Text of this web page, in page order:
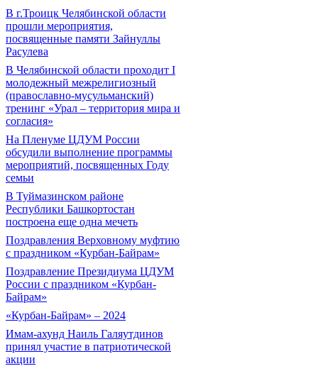
В г.Троицк Челябинской области
прошли мероприятия,
посвященные памяти Зайнуллы
Расулева
В Челябинской области проходит I
молодежный межрелигиозный
(православно-мусульманский)
тренинг «Урал – территория мира и
согласия»
На Пленуме ЦДУМ России
обсудили выполнение программы
мероприятий, посвященных Году
семьи
В Туймазинском районе
Республики Башкортостан
построена еще одна мечеть
Поздравления Верховному муфтию
с праздником «Курбан-Байрам»
Поздравление Президиума ЦДУМ
России с праздником «Курбан-
Байрам»
«Курбан-Байрам» – 2024
Имам-ахунд Наиль Галяутдинов
принял участие в патриотической
акции